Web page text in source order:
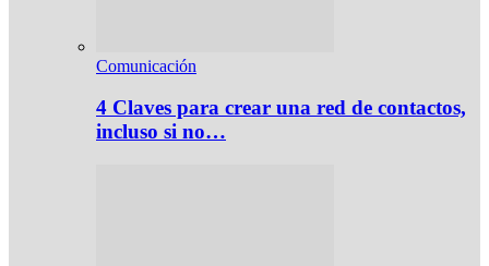
Comunicación
4 Claves para crear una red de contactos,
incluso si no…